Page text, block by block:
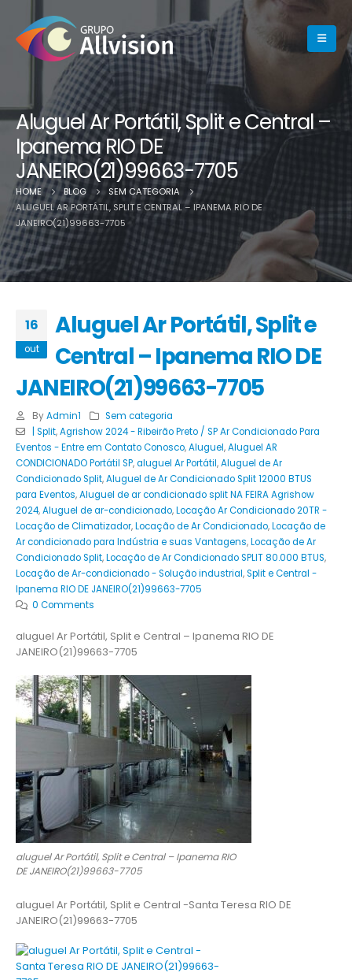
Aluguel Ar Portátil, Split e Central –
Ipanema RIO DE
JANEIRO(21)99663-7705
HOME BLOG
SEM CATEGORIA
ALUGUEL AR PORTÁTIL, SPLIT E CENTRAL – IPANEMA RIO DE
JANEIRO(21)99663-7705
16
out
Aluguel Ar Portátil, Split e
Central – Ipanema RIO DE
JANEIRO(21)99663-7705
By Admin1
Sem categoria
| Split,Agrishow 2024 - Ribeirão Preto / SP Ar Condicionado Para
Eventos - Entre em Contato Conosco,Aluguel,Aluguel AR
CONDICIONADO Portátil SP,aluguel Ar Portátil,Aluguel de Ar
Condicionado Split,Aluguel de Ar Condicionado Split 12000 BTUS
para Eventos,Aluguel de ar condicionado split NA FEIRA Agrishow
2024,Aluguel de ar-condicionado,Locação Ar Condicionado 20TR -
Locação de Climatizador,Locação de Ar Condicionado,Locação de
Ar condicionado para Indústria e suas Vantagens,Locação de Ar
Condicionado Split,Locação de Ar Condicionado SPLIT 80.000 BTUS,
Locação de Ar-condicionado - Solução industrial,Split e Central -
Ipanema RIO DE JANEIRO(21)99663-7705
0 Comments
aluguel Ar Portátil, Split e Central – Ipanema RIO DE
JANEIRO(21)99663-7705
aluguel Ar Portátil, Split e Central – Ipanema RIO
DE JANEIRO(21)99663-7705
aluguel Ar Portátil, Split e Central -Santa Teresa RIO DE
JANEIRO(21)99663-7705